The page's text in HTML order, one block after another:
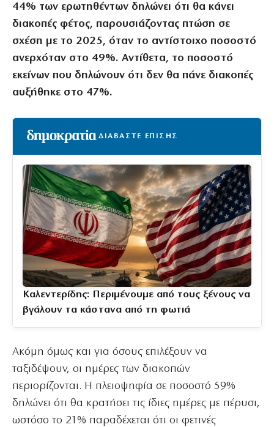
44% των ερωτηθέντων δηλώνει ότι θα κάνει
διακοπές φέτος, παρουσιάζοντας πτώση σε
σχέση με το 2025, όταν το αντίστοιχο ποσοστό
ανερχόταν στο 49%. Αντίθετα, το ποσοστό
εκείνων που δηλώνουν ότι δεν θα πάνε διακοπές
αυξήθηκε στο 47%.
ΔΙΑΒΑΣΤΕ ΕΠΙΣΗΣ
Καλεντερίδης: Περιμένουμε από τους ξένους να
βγάλουν τα κάστανα από τη φωτιά
Ακόμη όμως και για όσους επιλέξουν να
ταξιδέψουν, οι ημέρες των διακοπών
περιορίζονται. Η πλειοψηφία σε ποσοστό 59%
δηλώνει ότι θα κρατήσει τις ίδιες ημέρες με πέρυσι,
ωστόσο το 21% παραδέχεται ότι οι φετινές